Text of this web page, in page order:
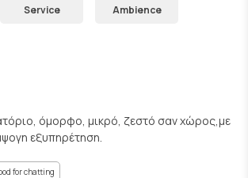
Service Ambience
όμορφο, μικρό, ζεστό σαν χώρος,με
εξυπηρέτηση.
for chatting